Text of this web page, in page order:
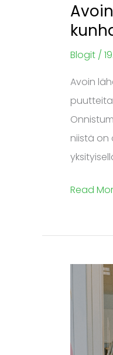
Blogit /
Avoin
niistä on
Read
Metatavu
uskoo,